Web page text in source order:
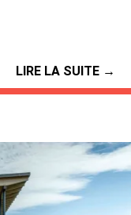
LIRE LA SUITE →